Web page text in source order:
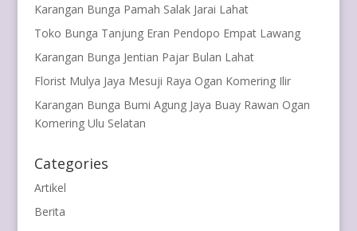
Karangan Bunga Pamah Salak Jarai Lahat
Toko Bunga Tanjung Eran Pendopo Empat Lawang
Karangan Bunga Jentian Pajar Bulan Lahat
Florist Mulya Jaya Mesuji Raya Ogan Komering Ilir
Karangan Bunga Bumi Agung Jaya Buay Rawan Ogan
Komering Ulu Selatan
Categories
Artikel
Berita